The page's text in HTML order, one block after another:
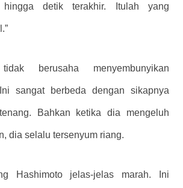
hingga detik terakhir. Itulah yang
berusaha menyembunyikan
sangat berbeda dengan sikapnya
Bahkan ketika dia mengeluh
dia selalu tersenyum riang.
Hashimoto jelas-jelas marah. Ini